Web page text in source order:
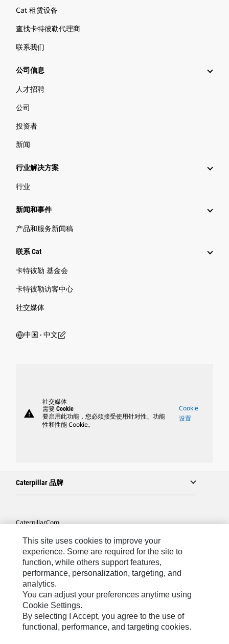
Cat 租赁设备
查找卡特彼勒代理商
联系我们
公司信息
人才招聘
公司
投资者
新闻
行业解决方案
行业
新闻和事件
产品和服务新闻稿
联系 Cat
卡特彼勒 基金会
卡特彼勒访客中心
社交媒体
中国 ‧ 中文
warning
社交媒体
需要 Cookie
要启用此功能，您必须接受使用针对性、功能
性和性能 Cookie。
Cookie
设置
Caterpillar 品牌
Caterpillar.com
联系 Caterpillar
站点地图
Cookie Settings
法律
隐私
This site uses cookies to improve your
experience. Some are required for the site to
function, while others support features,
performance, personalization, targeting, and
analytics.
You can adjust your preferences anytime using
Cookie Settings.
By selecting I Accept, you agree to the use of
functional, performance, and targeting cookies.